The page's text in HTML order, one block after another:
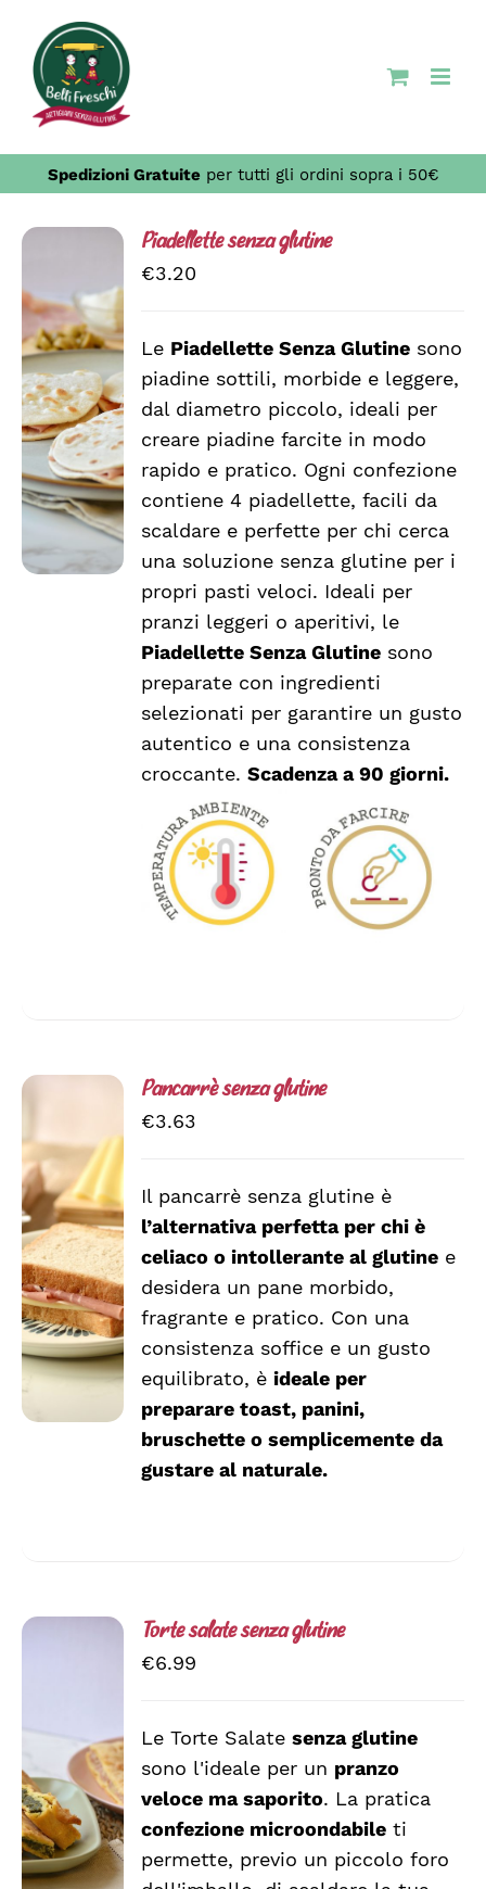
contenuto
Spedizioni Gratuiteper tutti gli ordini sopra i 50€
AGGIUNGI
AL
CARRELLO
/
DETTAGLI
Piadellette senza glutine
€3.20
Le Piadellette Senza Glutine sono
piadine sottili, morbide e leggere,
dal diametro piccolo, ideali per
creare piadine farcite in modo
rapido e pratico. Ogni confezione
contiene 4 piadellette, facili da
scaldare e perfette per chi cerca
una soluzione senza glutine per i
propri pasti veloci. Ideali per
pranzi leggeri o aperitivi, le
Piadellette Senza Glutine sono
preparate con ingredienti
selezionati per garantire un gusto
autentico e una consistenza
croccante.Scadenza a 90 giorni.
AGGIUNGI
AL
CARRELLO
/
DETTAGLI
Pancarrè senza glutine
€3.63
Il pancarrè senza glutine è
l’alternativa perfetta per chi è
celiaco o intollerante al glutine e
desidera un pane morbido,
fragrante e pratico. Con una
consistenza soffice e un gusto
equilibrato, èideale per
preparare toast, panini,
bruschette o semplicemente da
gustare al naturale.
SCEGLI
QUESTO
PRODOTTO
HA
PIÙ
VARIANTI.
/
DETTAGLI
Torte salate senza glutine
€6.99
Le Torte Salatesenza glutine
sono l'ideale per un pranzo
veloce ma saporito. La pratica
confezione microondabile ti
permette, previo un piccolo foro